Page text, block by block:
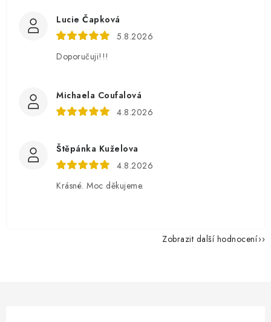
Lucie Čapková
5.8.2026
Doporučuji!!!
Michaela Coufalová
4.8.2026
Štěpánka Kuželova
4.8.2026
Krásné. Moc děkujeme.
Zobrazit další hodnocení